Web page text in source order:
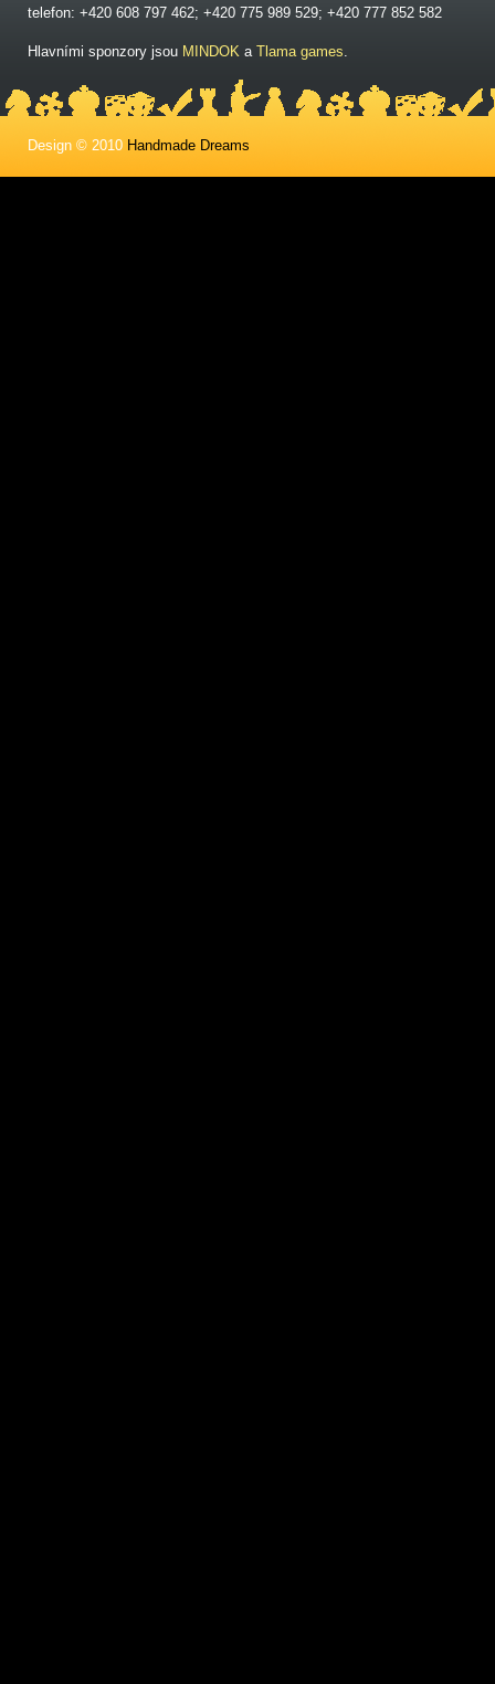
telefon: +420 608 797 462; +420 775 989 529; +420 777 852 582
Hlavními sponzory jsou MINDOK a Tlama games.
Design © 2010 Handmade Dreams